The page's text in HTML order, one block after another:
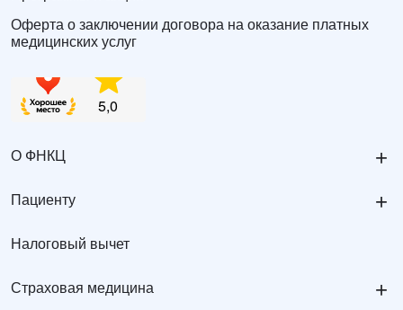
Оферта о заключении договора на оказание платных
медицинских услуг
О ФНКЦ +
Пациенту +
Налоговый вычет
Страховая медицина +